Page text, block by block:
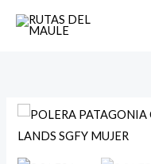
POLERA
PATAGONIA
CAP